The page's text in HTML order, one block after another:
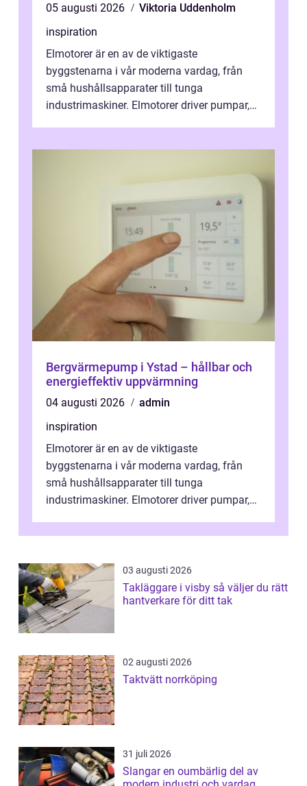
05 augusti 2026
Viktoria Uddenholm
inspiration
Elmotorer är en av de viktigaste
byggstenarna i vår moderna vardag, från
små hushållsapparater till tunga
industrimaskiner. Elmotorer driver pumpar,
Bergvärmepump i Ystad – hållbar och
energieffektiv uppvärmning
04 augusti 2026
admin
inspiration
Elmotorer är en av de viktigaste
byggstenarna i vår moderna vardag, från
små hushållsapparater till tunga
industrimaskiner. Elmotorer driver pumpar,
03 augusti 2026
Takläggare i visby så väljer du rätt
hantverkare för ditt tak
02 augusti 2026
Taktvätt norrköping
31 juli 2026
Slangar en oumbärlig del av